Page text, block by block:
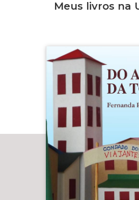
Meus livros na